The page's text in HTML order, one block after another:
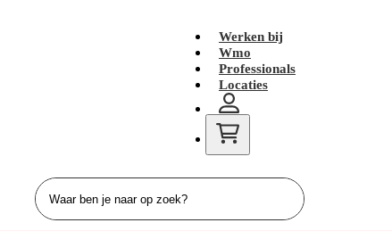
Werken bij
Wmo
Professionals
Locaties